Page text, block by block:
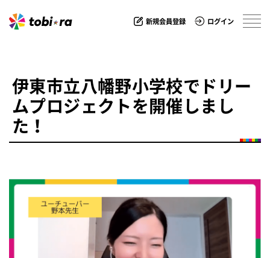
新規会員登録 ログイン
伊東市立八幡野小学校でドリー
ムプロジェクトを開催しまし
た！